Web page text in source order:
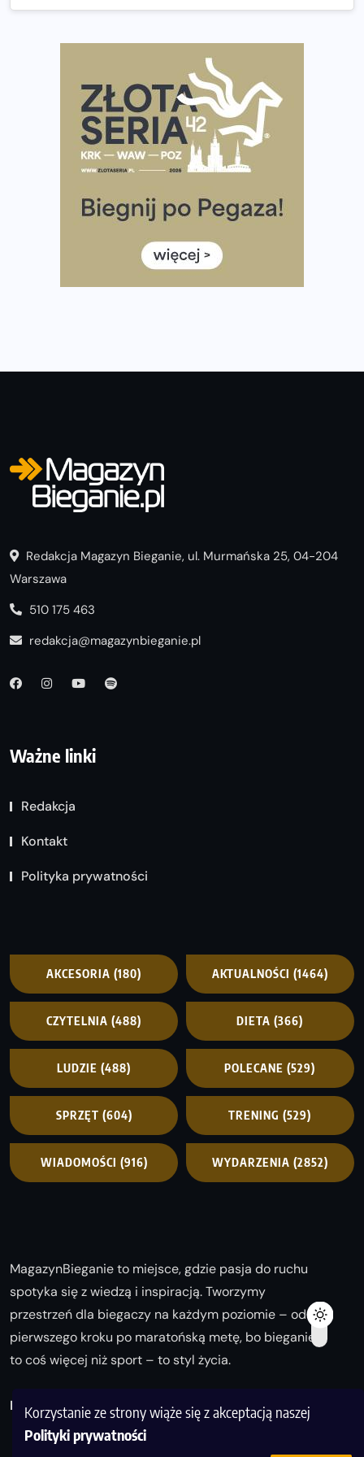
Korzystanie ze strony wiąże się z akceptacją naszej
Polityki prywatności
Rozbiegany Olsztyn szykuje się na weekend z
półmaratonem
Już w tę sobotę 35. Bieg Powstania Warszawskiego.
Wystartuje rekordowa liczba uczestników
35. Bieg Powstania Warszawskiego – praktyczny
Ile razy w tygodniu biegać? 3 treningi wystarczą? Jak
często biegać, żeby robić postępy
Już w ten weekend! Przed nami Nocny Portowy Maraton
i Półmaraton Szczeciński. Wszystko, co warto wiedzieć
Redakcja Magazyn Bieganie, ul. Murmańska 25, 04-204
Warszawa
510 175 463
redakcja@magazynbieganie.pl
Ważne linki
Redakcja
Kontakt
Polityka prywatności
AKCESORIA (180) AKTUALNOŚCI (1464)
CZYTELNIA (488) DIETA (366)
LUDZIE (488) POLECANE (529)
SPRZĘT (604) TRENING (529)
WIADOMOŚCI (916) WYDARZENIA (2852)
MagazynBieganie to miejsce, gdzie pasja do ruchu
spotyka się z wiedzą i inspiracją. Tworzymy
przestrzeń dla biegaczy na każdym poziomie – od
pierwszego kroku po maratońską metę, bo bieganie
to coś więcej niż sport – to styl życia.
Biegaj z nami i odkrywaj swoją najlepszą wersję!